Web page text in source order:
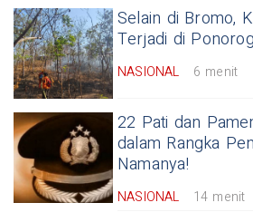
Selain di Bromo,
Terjadi di
NASIONAL 6 menit
22 Pati dan
dalam Rangka
Namanya!
NASIONAL 14 menit